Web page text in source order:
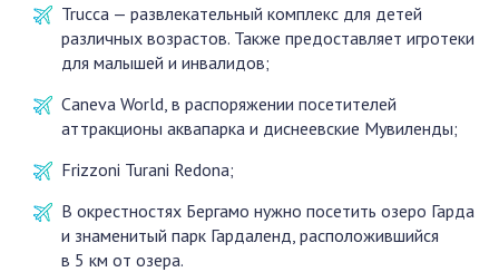
Trucca — развлекательный комплекс для детей
различных возрастов. Также предоставляет игротеки
для малышей и инвалидов;
Caneva World, в распоряжении посетителей
аттракционы аквапарка и диснеевские Мувиленды;
Frizzoni Turani Redona;
В окрестностях Бергамо нужно посетить озеро Гарда
и знаменитый парк Гардаленд, расположившийся
в 5 км от озера.